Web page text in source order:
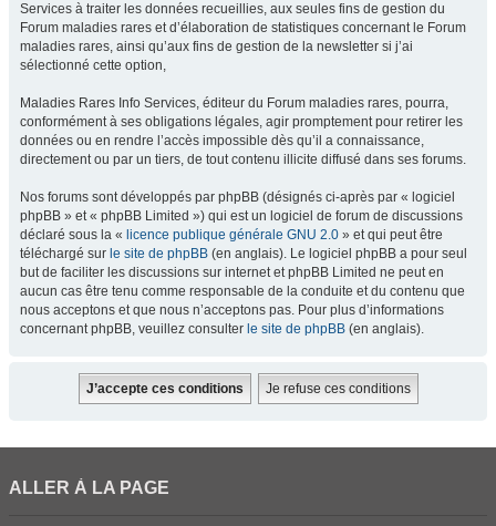
Services à traiter les données recueillies, aux seules fins de gestion du
Forum maladies rares et d’élaboration de statistiques concernant le Forum
maladies rares, ainsi qu’aux fins de gestion de la newsletter si j’ai
sélectionné cette option,
Maladies Rares Info Services, éditeur du Forum maladies rares, pourra,
conformément à ses obligations légales, agir promptement pour retirer les
données ou en rendre l’accès impossible dès qu’il a connaissance,
directement ou par un tiers, de tout contenu illicite diffusé dans ses forums.
Nos forums sont développés par phpBB (désignés ci-après par « logiciel
phpBB » et « phpBB Limited ») qui est un logiciel de forum de discussions
déclaré sous la « licence publique générale GNU 2.0 » et qui peut être
téléchargé sur le site de phpBB (en anglais). Le logiciel phpBB a pour seul
but de faciliter les discussions sur internet et phpBB Limited ne peut en
aucun cas être tenu comme responsable de la conduite et du contenu que
nous acceptons et que nous n’acceptons pas. Pour plus d’informations
concernant phpBB, veuillez consulter le site de phpBB (en anglais).
ALLER À LA PAGE